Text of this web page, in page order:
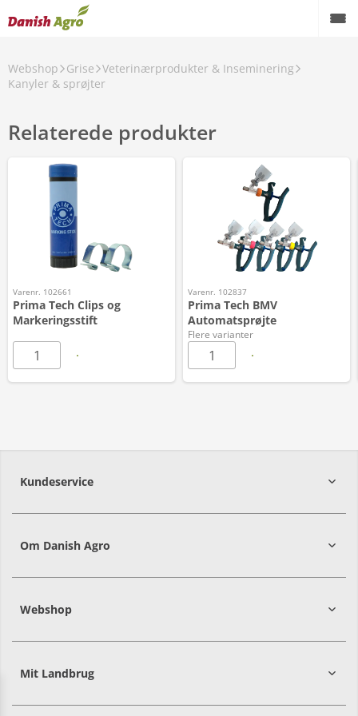
Webshop Grise Veterinærprodukter & Inseminering
Kanyler & sprøjter
Relaterede produkter
Varenr. 102661
Prima Tech Clips og
Markeringsstift
Varenr. 102837
Prima Tech BMV
Automatsprøjte
Flere varianter
Kundeservice
Om Danish Agro
Webshop
Mit Landbrug